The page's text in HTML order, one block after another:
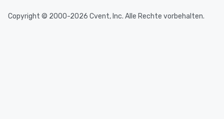
Copyright © 2000-2026 Cvent, Inc. Alle Rechte vorbehalten.